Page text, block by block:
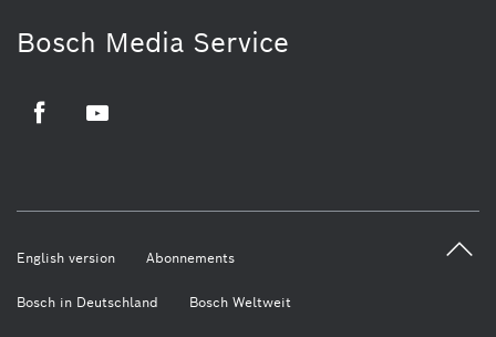
Bosch Media Service
English version Abonnements
Bosch in Deutschland Bosch Weltweit